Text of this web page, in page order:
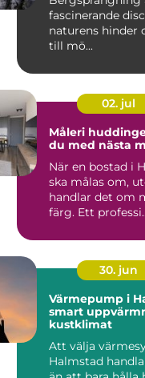
fascinerande
naturens hinder
till mö...
02. jul
Måleri huddinge så
du med nästa
När en bostad i
ska målas om,
handlar det om
färg. Ett
30. jun
Värmepump i
smart
kustklimat
Att välja
Halmstad